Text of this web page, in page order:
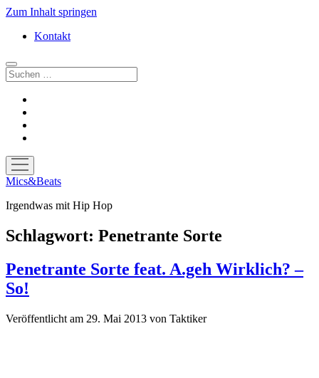
Zum Inhalt springen
Kontakt
Suchen
Menü
öffnen
Mics&Beats
Irgendwas mit Hip Hop
Schlagwort: Penetrante Sorte
Penetrante Sorte feat. A.geh Wirklich? –
So!
Veröffentlicht am 29. Mai 2013 von Taktiker